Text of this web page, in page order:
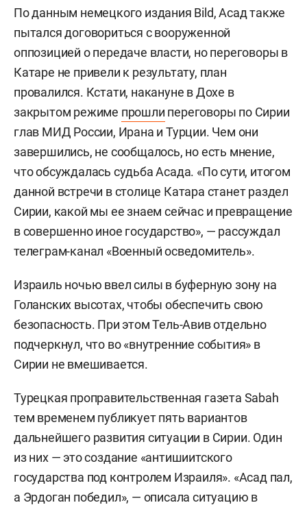
По данным немецкого издания Bild, Асад также
пытался договориться с вооруженной
оппозицией о передаче власти, но переговоры в
Катаре не привели к результату, план
провалился. Кстати, накануне в Дохе в
закрытом режиме прошли переговоры по Сирии
глав МИД России, Ирана и Турции. Чем они
завершились, не сообщалось, но есть мнение,
что обсуждалась судьба Асада. «По сути, итогом
данной встречи в столице Катара станет раздел
Сирии, какой мы ее знаем сейчас и превращение
в совершенно иное государство», — рассуждал
телеграм-канал «Военный осведомитель».
Израиль ночью ввел силы в буферную зону на
Голанских высотах, чтобы обеспечить свою
безопасность. При этом Тель-Авив отдельно
подчеркнул, что во «внутренние события» в
Сирии не вмешивается.
Турецкая проправительственная газета Sabah
тем временем публикует пять вариантов
дальнейшего развития ситуации в Сирии. Один
из них — это создание «антишиитского
государства под контролем Израиля». «Асад пал,
а Эрдоган победил», — описала ситуацию в